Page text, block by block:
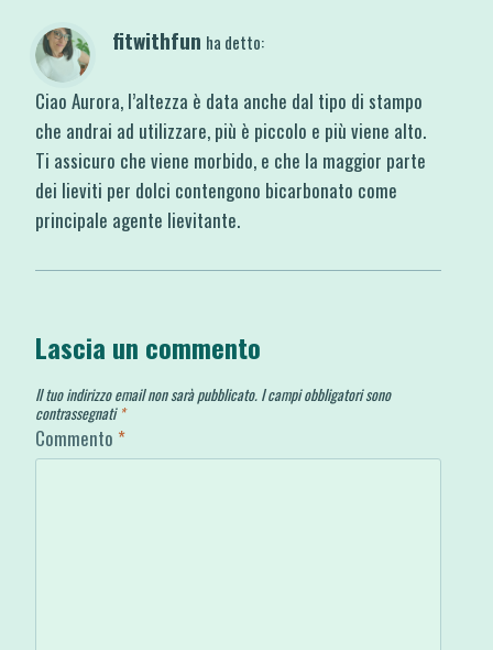
fitwithfun ha detto:
Ciao Aurora, l’altezza è data anche dal tipo di stampo
che andrai ad utilizzare, più è piccolo e più viene alto.
Ti assicuro che viene morbido, e che la maggior parte
dei lieviti per dolci contengono bicarbonato come
principale agente lievitante.
Lascia un commento
Il tuo indirizzo email non sarà pubblicato. I campi obbligatori sono
contrassegnati *
Commento *